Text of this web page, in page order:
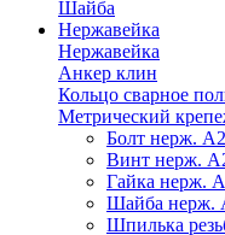
Шайба
Нержавейка
Нержавейка
Анкер клин
Кольцо сварное
Метрический
Болт нерж. А2
Винт нерж.
Гайка нерж.
Шайба нерж.
Шпилька